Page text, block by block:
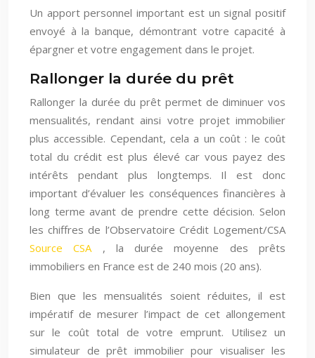
Un apport personnel important est un signal positif
envoyé à la banque, démontrant votre capacité à
épargner et votre engagement dans le projet.
Rallonger la durée du prêt
Rallonger la durée du prêt permet de diminuer vos
mensualités, rendant ainsi votre projet immobilier
plus accessible. Cependant, cela a un coût : le coût
total du crédit est plus élevé car vous payez des
intérêts pendant plus longtemps. Il est donc
important d’évaluer les conséquences financières à
long terme avant de prendre cette décision. Selon
les chiffres de l’Observatoire Crédit Logement/CSA
Source CSA , la durée moyenne des prêts
immobiliers en France est de 240 mois (20 ans).
Bien que les mensualités soient réduites, il est
impératif de mesurer l’impact de cet allongement
sur le coût total de votre emprunt. Utilisez un
simulateur de prêt immobilier pour visualiser les